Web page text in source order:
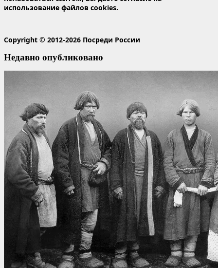
использование файлов cookies.
Copyright © 2012-2026 Посреди России
Недавно опубликовано